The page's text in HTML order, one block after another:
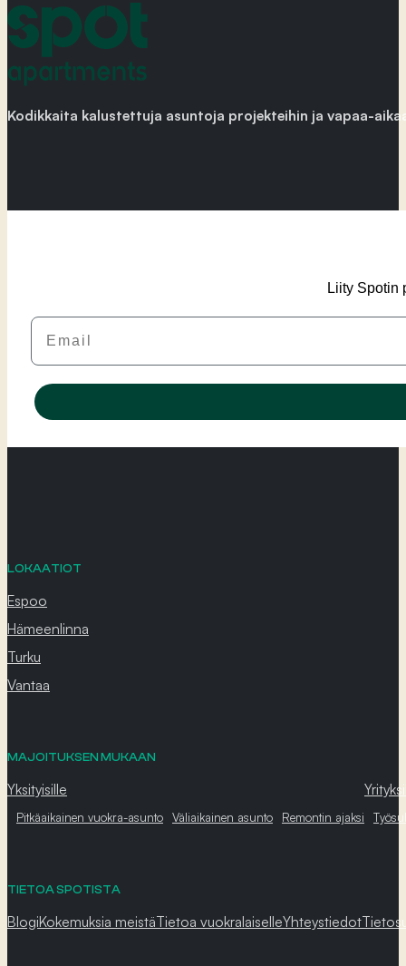
Kodikkaita kalustettuja asuntoja projekteihin ja vapaa-
Liity Spotin
Email
LOKAATIOT
Espoo
Hämeenlinna
Turku
Vantaa
MAJOITUKSEN MUKAAN
Yksityisille
Pitkäaikainen vuokra-asunto Väliaikainen asunto Remontin ajaksi
TIETOA SPOTISTA
BlogiKokemuksia meistäTietoa vuokralaiselleYhteystiedot